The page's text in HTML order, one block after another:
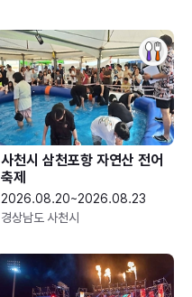
사천시 삼천포항 자연산 전어
축제
2026.08.20~2026.08.23
경상남도 사천시